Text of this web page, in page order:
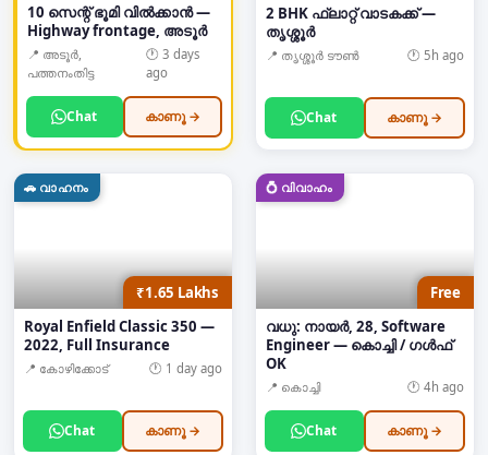
10 സെന്റ് ഭൂമി വിൽക്കാൻ —
Highway frontage, അടൂർ
📍 അടൂർ,
പത്തനംതിട്ട
🕐3 days
ago
Chat കാണൂ →
2 BHK ഫ്ലാറ്റ് വാടകക്ക് —
തൃശ്ശൂർ
📍 തൃശ്ശൂർ ടൗൺ 🕐 5h ago
Chat കാണൂ →
🚗 വാഹനം
₹1.65 Lakhs
Royal Enfield Classic 350 —
2022, Full Insurance
📍 കോഴിക്കോട് 🕐 1 day ago
Chat കാണൂ →
💍 വിവാഹം
Free
വധു: നായർ, 28, Software
Engineer — കൊച്ചി / ഗൾഫ്
OK
📍 കൊച്ചി 🕐 4h ago
Chat കാണൂ →